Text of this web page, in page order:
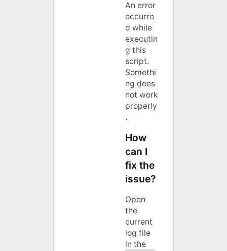
An error
occurre
d while
executin
g this
script.
Somethi
ng does
not work
properly
.
How
can I
fix the
issue?
Open
the
current
log file
in the